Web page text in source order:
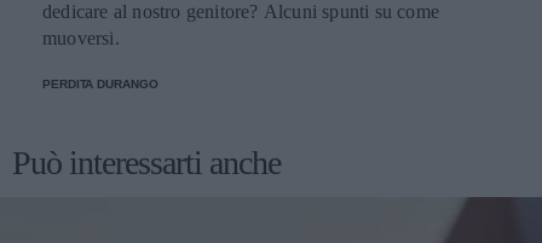
dedicare al nostro genitore? Alcuni spunti su come
muoversi.
PERDITA DURANGO
Può interessarti anche